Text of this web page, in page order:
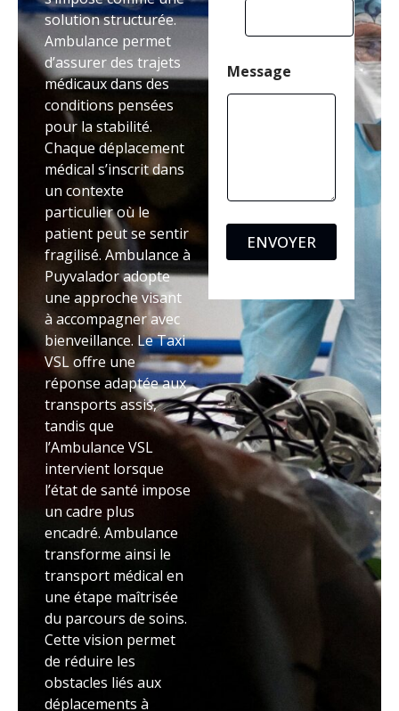
solution structurée.
Ambulance permet
d’assurer des trajets
médicaux dans des
conditions pensées
pour la stabilité.
Chaque déplacement
médical s’inscrit dans
un contexte
particulier où le
patient peut se sentir
fragilisé. Ambulance à
Puyvalador adopte
une approche visant
à accompagner avec
bienveillance. Le Taxi
VSL offre une
réponse adaptée aux
transports assis,
tandis que
l’Ambulance VSL
intervient lorsque
l’état de santé impose
un cadre plus
encadré. Ambulance
transforme ainsi le
transport médical en
une étape maîtrisée
du parcours de soins.
Cette vision permet
de réduire les
obstacles liés aux
déplacements à
Message
ENVOYER